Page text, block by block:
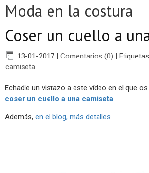
Moda en la costura
Coser un cuello a
13-01-2017 | Comentarios (0) |
camiseta
Echadle un vistazo a este vídeo en el que
coser un cuello a una camiseta .
Además, en el blog, más detalles